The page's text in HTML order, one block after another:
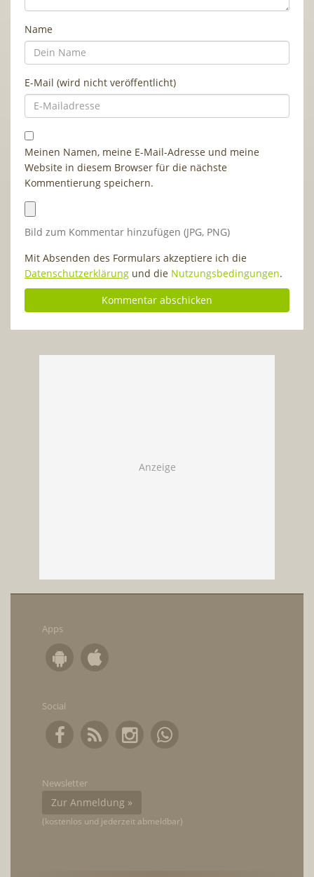
Name
E-Mail (wird nicht veröffentlicht)
Meinen Namen, meine E-Mail-Adresse und meine
Website in diesem Browser für die nächste
Kommentierung speichern.
Bild zum Kommentar hinzufügen (JPG, PNG)
Mit Absenden des Formulars akzeptiere ich die
Datenschutzerklärung und die Nutzungsbedingungen.
Apps
Social
Newsletter
Zur Anmeldung »
(kostenlos und jederzeit abmeldbar)